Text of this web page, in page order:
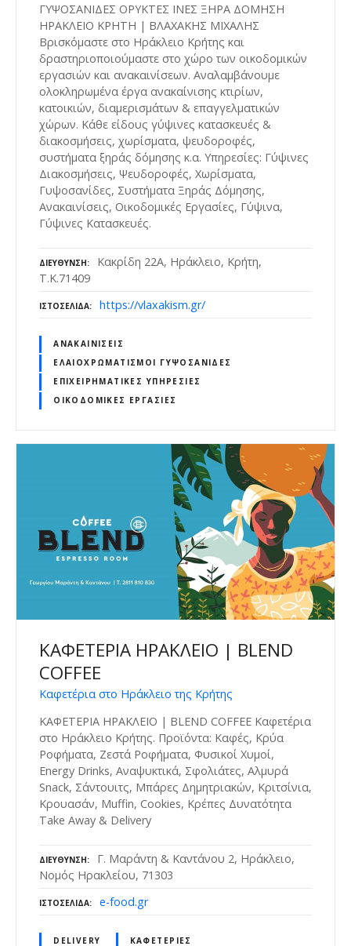
ΓΥΨΟΣΑΝΙΔΕΣ ΟΡΥΚΤΕΣ ΙΝΕΣ ΞΗΡΑ ΔΟΜΗΣΗ
ΗΡΑΚΛΕΙΟ ΚΡΗΤΗ | ΒΛΑΧΑΚΗΣ ΜΙΧΑΛΗΣ
Βρισκόμαστε στο Ηράκλειο Κρήτης και
δραστηριοποιούμαστε στο χώρο των οικοδομικών
εργασιών και ανακαινίσεων. Αναλαμβάνουμε
ολοκληρωμένα έργα ανακαίνισης κτιρίων,
κατοικιών, διαμερισμάτων & επαγγελματικών
χώρων. Κάθε είδους γύψινες κατασκευές &
διακοσμήσεις, χωρίσματα, ψευδοροφές,
συστήματα ξηράς δόμησης κ.α. Υπηρεσίες: Γύψινες
Διακοσμήσεις, Ψευδοροφές, Χωρίσματα,
Γυψοσανίδες, Συστήματα Ξηράς Δόμησης,
Ανακαινίσεις, Οικοδομικές Εργασίες, Γύψινα,
Γύψινες Κατασκευές.
ΔΙΕΎΘΥΝΣΗ
Κακρίδη 22Α, Ηράκλειο, Κρήτη,
Τ.Κ.71409
ΙΣΤΟΣΕΛΊΔΑ https://vlaxakism.gr/
ΑΝΑΚΑΙΝΊΣΕΙΣ
ΕΛΑΙΟΧΡΩΜΑΤΙΣΜΟΊ ΓΥΨΟΣΑΝΊΔΕΣ
ΕΠΙΧΕΙΡΗΜΑΤΙΚΈΣ ΥΠΗΡΕΣΊΕΣ
ΟΙΚΟΔΟΜΙΚΈΣ ΕΡΓΑΣΊΕΣ
ΚΑΦΕΤΕΡΙΑ ΗΡΑΚΛΕΙΟ | BLEND
COFFEE
Καφετέρια στο Ηράκλειο της Κρήτης
ΚΑΦΕΤΕΡΙΑ ΗΡΑΚΛΕΙΟ | BLEND COFFEE Καφετέρια
στο Ηράκλειο Κρήτης. Προϊόντα: Καφές, Κρύα
Ροφήματα, Ζεστά Ροφήματα, Φυσικοί Χυμοί,
Energy Drinks, Αναψυκτικά, Σφολιάτες, Αλμυρά
Snack, Σάντουιτς, Μπάρες Δημητριακών, Κριτσίνια,
Κρουασάν, Muffin, Cookies, Κρέπες Δυνατότητα
Take Away & Delivery
ΔΙΕΎΘΥΝΣΗ
Γ. Μαράντη & Καντάνου 2, Ηράκλειο,
Νομός Ηρακλείου, 71303
ΙΣΤΟΣΕΛΊΔΑ e-food.gr
DELIVERY ΚΑΦΕΤΈΡΙΕΣ